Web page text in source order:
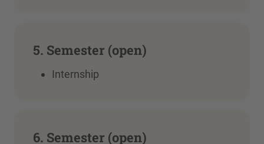
5. Semester (open)
Internship
6. Semester (open)